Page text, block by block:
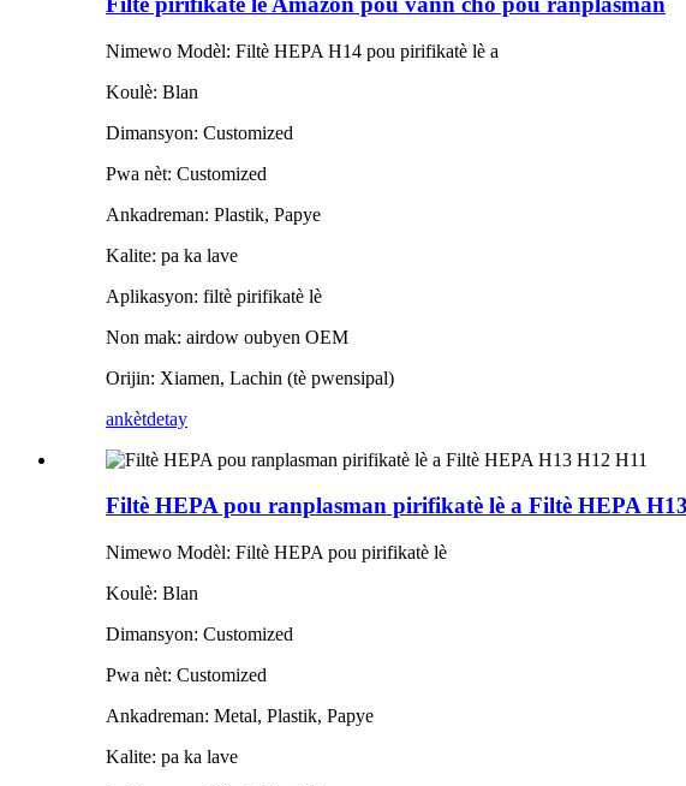
Nimewo Modèl: Filtè HEPA H14 pou pirifikatè lè a
Koulè: Blan
Dimansyon: Customized
Pwa nèt: Customized
Ankadreman: Plastik, Papye
Kalite: pa ka lave
Aplikasyon: filtè pirifikatè lè
Non mak: airdow oubyen OEM
Orijin: Xiamen, Lachin (tè pwensipal)
ankètdetay
Filtè HEPA pou ranplasman pirifikatè lè a Filtè HEPA
Nimewo Modèl: Filtè HEPA pou pirifikatè lè
Koulè: Blan
Dimansyon: Customized
Pwa nèt: Customized
Ankadreman: Metal, Plastik, Papye
Kalite: pa ka lave